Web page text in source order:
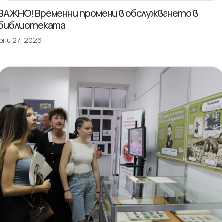
Временни промени в обслужването в
27, 2026